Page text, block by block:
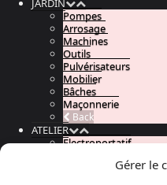
Gérer le
JARDIN
Pompes
Arrosage
Machines
Outils
Pulvérisateurs
Mobilier
Bâches
Maçonnerie
Back
ATELIER
Electroportatif
Accessoires Atelier